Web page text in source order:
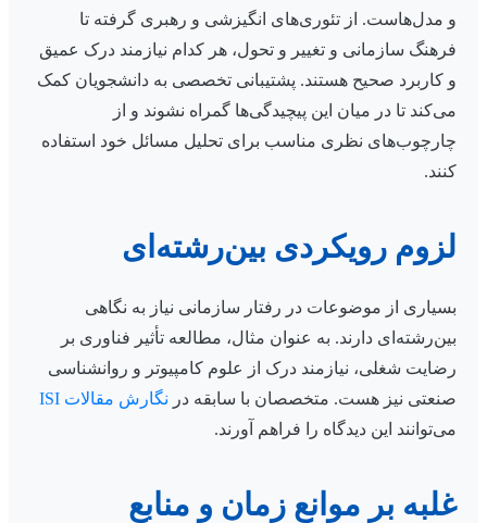
و مدل‌هاست. از تئوری‌های انگیزشی و رهبری گرفته تا
فرهنگ سازمانی و تغییر و تحول، هر کدام نیازمند درک عمیق
و کاربرد صحیح هستند. پشتیبانی تخصصی به دانشجویان کمک
می‌کند تا در میان این پیچیدگی‌ها گمراه نشوند و از
چارچوب‌های نظری مناسب برای تحلیل مسائل خود استفاده
کنند.
لزوم رویکردی بین‌رشته‌ای
بسیاری از موضوعات در رفتار سازمانی نیاز به نگاهی
بین‌رشته‌ای دارند. به عنوان مثال، مطالعه تأثیر فناوری بر
رضایت شغلی، نیازمند درک از علوم کامپیوتر و روانشناسی
صنعتی نیز هست. متخصصان با سابقه در نگارش مقالات ISI
می‌توانند این دیدگاه را فراهم آورند.
غلبه بر موانع زمان و منابع